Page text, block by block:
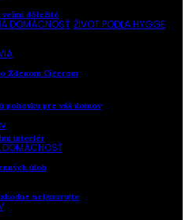
veľmi dôležité
DOMÁCNOSŤ ŽIVOT PODĽA HYGGE
Zdenom Cígerom
pohovku pre váš domov
interiér
DOMÁCNOSŤ
úloh
neignorujte